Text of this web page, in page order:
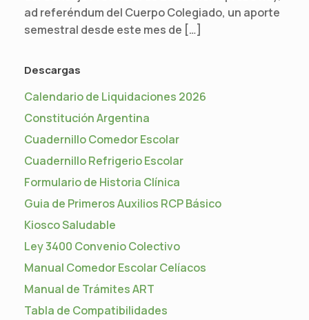
ad referéndum del Cuerpo Colegiado, un aporte
semestral desde este mes de […]
Descargas
Calendario de Liquidaciones 2026
Constitución Argentina
Cuadernillo Comedor Escolar
Cuadernillo Refrigerio Escolar
Formulario de Historia Clínica
Guia de Primeros Auxilios RCP Básico
Kiosco Saludable
Ley 3400 Convenio Colectivo
Manual Comedor Escolar Celíacos
Manual de Trámites ART
Tabla de Compatibilidades